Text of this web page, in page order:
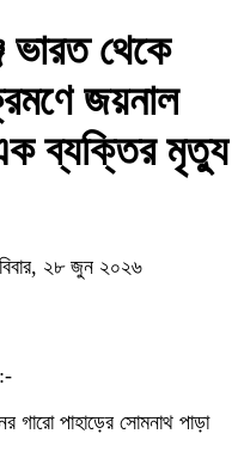
ভারত থেকে
জয়নাল
ব্যক্তির মৃত্যু
২৮ জুন ২০২৬
গারো পাহাড়ের সোমনাথ পাড়া